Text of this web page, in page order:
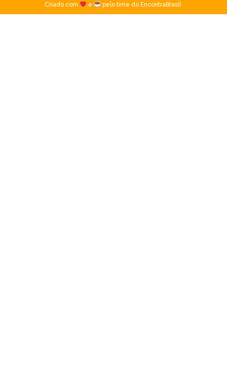
Criado com
e pelo time do EncontraBrasil